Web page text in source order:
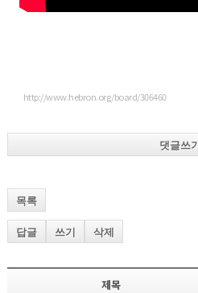
http://www.hebron.org/board/306460
댓글쓰기
목록
답글 쓰기 삭제
제목